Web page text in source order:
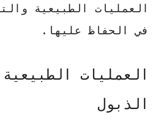
العمليات الطبيعية
في الحفاظ عليها.
العمليات
الذبول